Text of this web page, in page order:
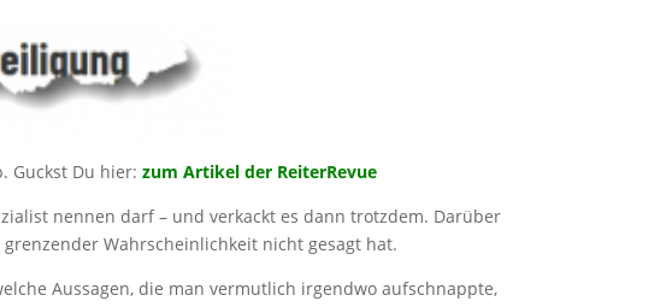
Guckst Du hier:zum Artikel der ReiterRevue
nennen darf – und verkackt es dann trotzdem. Darüber
Wahrscheinlichkeit nicht gesagt hat.
Aussagen, die man vermutlich irgendwo aufschnappte,